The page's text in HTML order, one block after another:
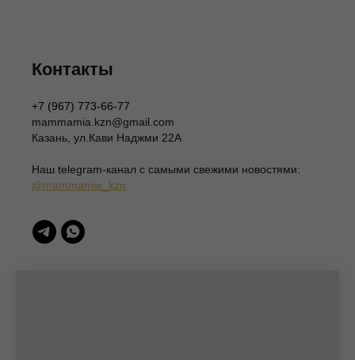
Контакты
+7 (967) 773-66-77
mammamia.kzn@gmail.com
Казань, ул.Кави Наджми 22А
Наш telegram-канал c самыми свежими новостями:
@mammamia_kzn
Согласие на получение рекламных рассылок
ИП Шаронова Надежда Александровна
ИНН 166003379276
420111, Казань, ул.Кави Наджми 22А
(c)Разработка сайта 2022-2025, @eliza_profi_group